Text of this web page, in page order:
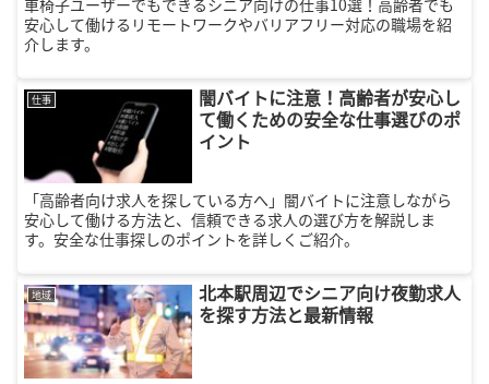
安心して働けるリモートワークやバリアフリー対応の職場を紹
介します。
仕事
闇バイトに注意！高齢者が安心し
て働くための安全な仕事選びのポ
イント
「高齢者向け求人を探している方へ」闇バイトに注意しながら
安心して働ける方法と、信頼できる求人の選び方を解説しま
す。安全な仕事探しのポイントを詳しくご紹介。
地域
北本駅周辺でシニア向け夜勤求人
を探す方法と最新情報